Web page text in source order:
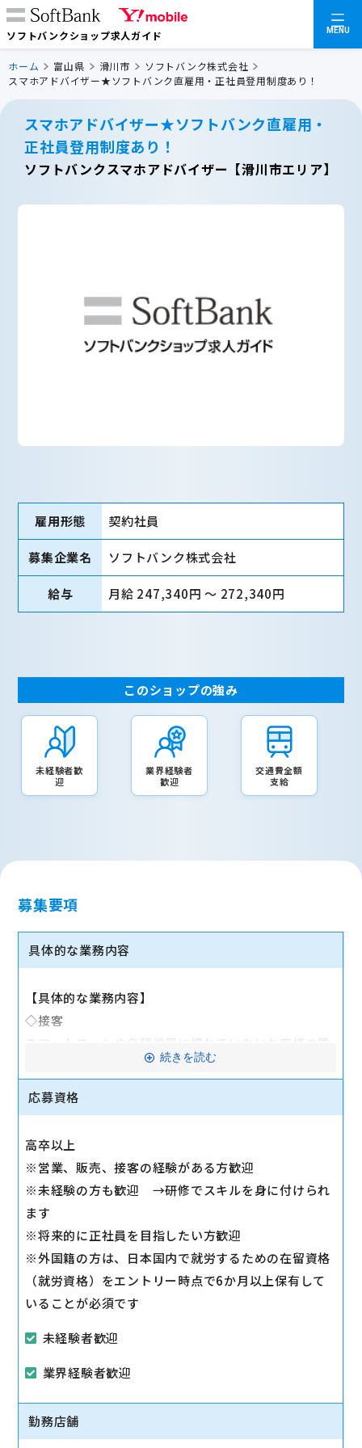
ソフトバンクショップ求人ガイド MENU
ホーム 富山県 滑川市
ソフトバンク株式会社
スマホアドバイザー★ソフトバンク直雇用・正社員登用制度あり！
スマホアドバイザー★ソフトバンク直雇用・
正社員登用制度あり！
ソフトバンクスマホアドバイザー【滑川市エリア】
雇用形態 契約社員
募集企業名 ソフトバンク株式会社
給与 月給 247,340円 〜 272,340円
このショップの強み
未経験者歓
迎
業界経験者
歓迎
交通費全額
支給
募集要項
具体的な業務内容
【具体的な業務内容】
◇接客
スマートフォンや各種機器に慣れていないお客様の質
◇スマホ教室の開催/運営
契約への誘導、店舗の利益に繋がる積極的なアプロー
チを実施します。
◇注力サービスのご提案
スマホ教室を通して「PayPay」「Yahoo!ショッピン
グ」「LINE」など、おススメサービスを体験いただき
ながら提案します。
続きを読む
応募資格
高卒以上
※営業、販売、接客の経験がある方歓迎
※未経験の方も歓迎 →研修でスキルを身に付けられ
ます
※将来的に正社員を目指したい方歓迎
※外国籍の方は、日本国内で就労するための在留資格
（就労資格）をエントリー時点で6か月以上保有して
いることが必須です
未経験者歓迎
業界経験者歓迎
勤務店舗